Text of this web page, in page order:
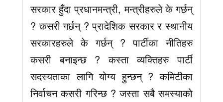
सरकार हुँदा प्रधानमन्त्री, मन्त्रीहरुले के गर्छन्
? कसरी गर्छन् ? प्रादेशिक सरकार र स्थानीय
सरकारहरुले के गर्छन् ? पार्टीका नीतिहरु
कसरी बनाइन्छ ? कस्ता व्यक्तिहरु पार्टी
सदस्यताका लागि योग्य हुन्छन् ? कमिटीका
निर्वाचन कसरी गरिन्छ ? जस्ता सबै समस्याको